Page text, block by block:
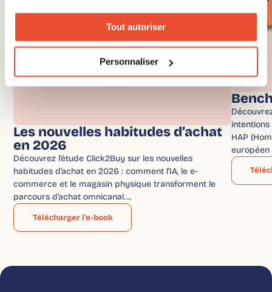
Tout autoriser
Personnaliser
Les nouvelles habitudes d’achat
en 2026
Découvrez l’étude Click2Buy sur les nouvelles
habitudes d’achat en 2026 : comment l’IA, le e-
commerce et le magasin physique transforment le
parcours d’achat omnicanal….
Télécharger l'e-book
intentions
HAP
européen